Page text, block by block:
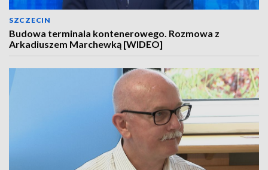
SZCZECIN
Budowa terminala kontenerowego. Rozmowa z
Arkadiuszem Marchewką [WIDEO]